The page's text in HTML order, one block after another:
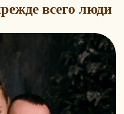
всего люди